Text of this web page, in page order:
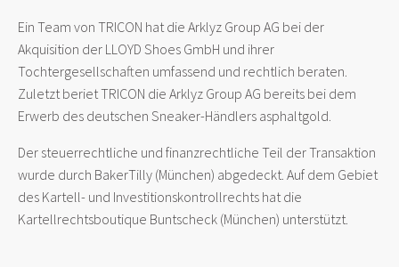
Ein Team von TRICON hat die Arklyz Group AG bei der
Akquisition der LLOYD Shoes GmbH und ihrer
Tochtergesellschaften umfassend und rechtlich beraten.
Zuletzt beriet TRICON die Arklyz Group AG bereits bei dem
Erwerb des deutschen Sneaker-Händlers asphaltgold.
Der steuerrechtliche und finanzrechtliche Teil der Transaktion
wurde durch BakerTilly (München) abgedeckt. Auf dem Gebiet
des Kartell- und Investitionskontrollrechts hat die
Kartellrechtsboutique Buntscheck (München) unterstützt.